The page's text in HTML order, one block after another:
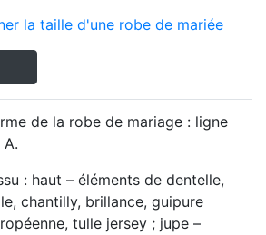
la taille d'une robe de mariée
de la robe de mariage : ligne
A.
: haut – éléments de dentelle,
chantilly, brillance, guipure
tulle jersey ; jupe –